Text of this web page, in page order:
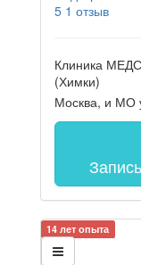
5 1 отзыв
Клиника
(Химки)
Москва, и МО
14 лет опыта